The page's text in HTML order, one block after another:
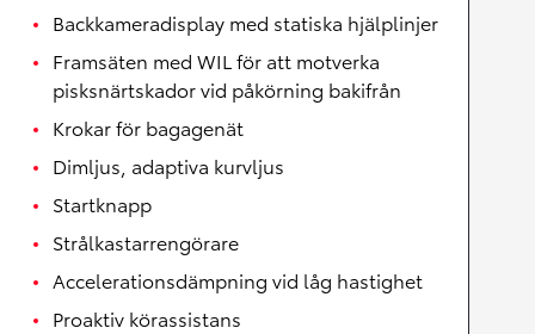
Backkameradisplay med statiska hjälplinjer
Framsäten med WIL för att motverka
pisksnärtskador vid påkörning bakifrån
Krokar för bagagenät
Dimljus, adaptiva kurvljus
Startknapp
Strålkastarrengörare
Accelerationsdämpning vid låg hastighet
Proaktiv körassistans